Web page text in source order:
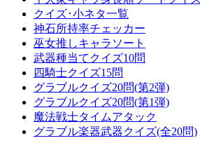
クイズ･小ネタ一覧
神石所持率チェッカー
巫女推しキャラソート
武器種当てクイズ10問
四騎士クイズ15問
グラブルクイズ20問(第2弾)
グラブルクイズ20問(第1弾)
魔法戦士タイムアタック
グラブル楽器武器クイズ(全20問)